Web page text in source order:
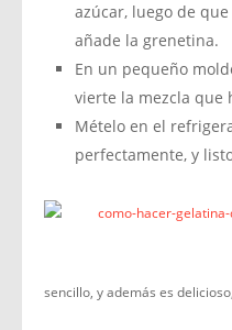
azúcar, luego de
añade la grenetina.
En un pequeño
vierte la mezcla que
Mételo en el
perfectamente, y
sencillo, y además es